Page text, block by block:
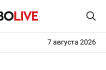
7 августа 2026